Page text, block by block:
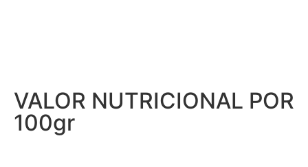
VALOR NUTRICIONAL POR
100gr
Energia 1259kj / 301kcal; Lípidos, Dos quais saturados 15g 5,2g; Hidratos